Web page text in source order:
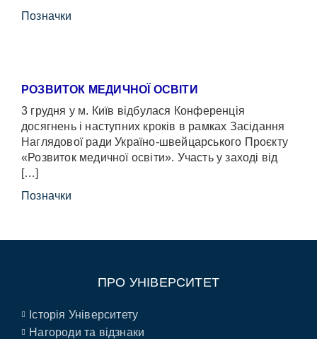
Позначки
РОЗВИТОК МЕДИЧНОЇ ОСВІТИ
3 грудня у м. Київ відбулася Конференція
досягнень і наступних кроків в рамках Засідання
Наглядової ради Україно-швейцарського Проєкту
«Розвиток медичної освіти». Участь у заході від
[…]
Позначки
ПРО УНІВЕРСИТЕТ
Історія Університету
Нагороди та відзнаки